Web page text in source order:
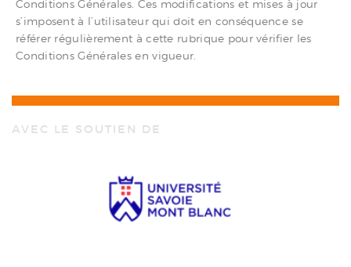
Conditions Générales. Ces modifications et mises à jour
s’imposent à l’utilisateur qui doit en conséquence se
référer régulièrement à cette rubrique pour vérifier les
Conditions Générales en vigueur.
AVEC LE SOUTIEN DE